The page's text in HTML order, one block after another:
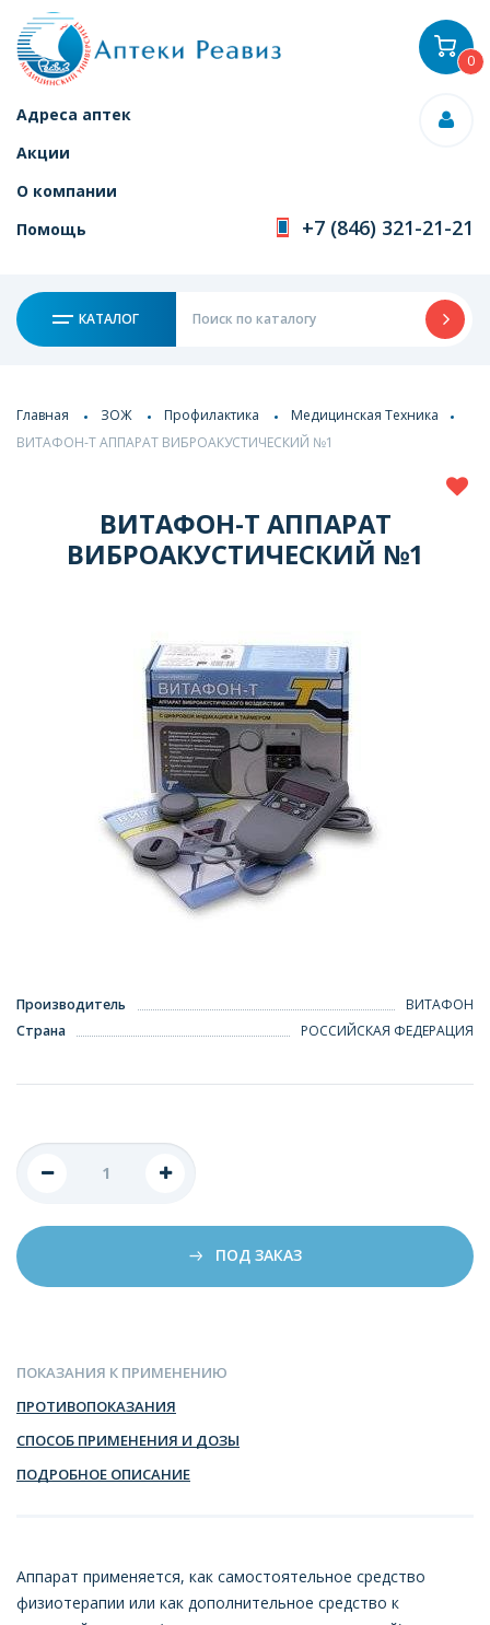
Адреса аптек
Акции
О компании
Помощь
+7 (846) 321-21-21
КАТАЛОГ
0
Главная ЗОЖ Профилактика
Медицинская Техника
ВИТАФОН-Т АППАРАТ ВИБРОАКУСТИЧЕСКИЙ №1
ВИТАФОН-Т АППАРАТ
ВИБРОАКУСТИЧЕСКИЙ №1
Производитель
ВИТАФОН
Страна
РОССИЙСКАЯ ФЕДЕРАЦИЯ
ПОД ЗАКАЗ
ПОКАЗАНИЯ К ПРИМЕНЕНИЮ
ПРОТИВОПОКАЗАНИЯ
СПОСОБ ПРИМЕНЕНИЯ И ДОЗЫ
ПОДРОБНОЕ ОПИСАНИЕ
Аппарат применяется, как самостоятельное средство
физиотерапии или как дополнительное средство к